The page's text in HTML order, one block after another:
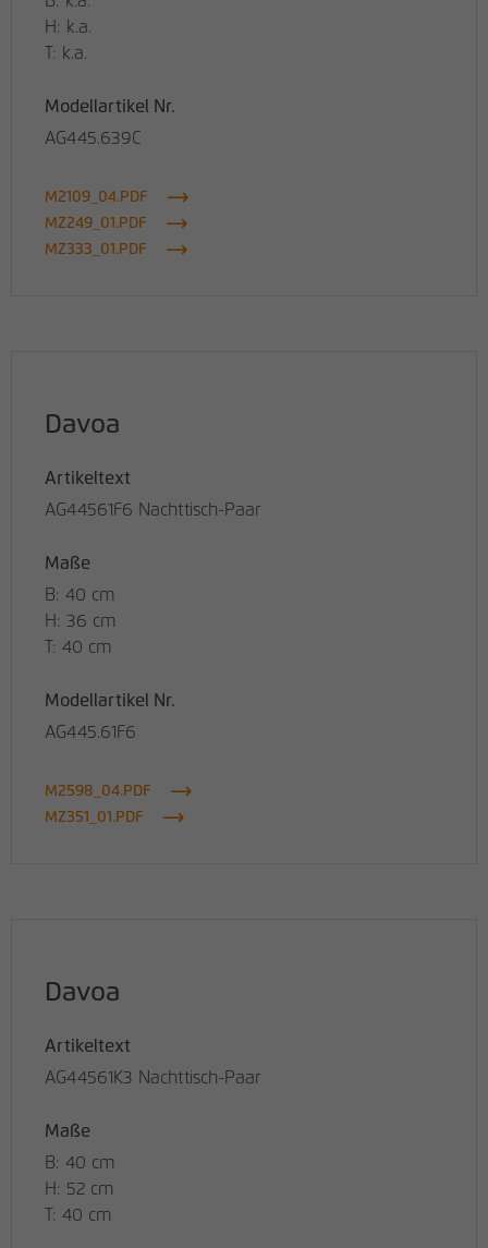
H: k.a.
T: k.a.
Modellartikel Nr.
AG445.639C
M2109_04.PDF
MZ249_01.PDF
MZ333_01.PDF
Davoa
Artikeltext
AG44561F6 Nachttisch-Paar
Maße
B: 40 cm
H: 36 cm
T: 40 cm
Modellartikel Nr.
AG445.61F6
M2598_04.PDF
MZ351_01.PDF
Davoa
Artikeltext
AG44561K3 Nachttisch-Paar
Maße
B: 40 cm
H: 52 cm
T: 40 cm